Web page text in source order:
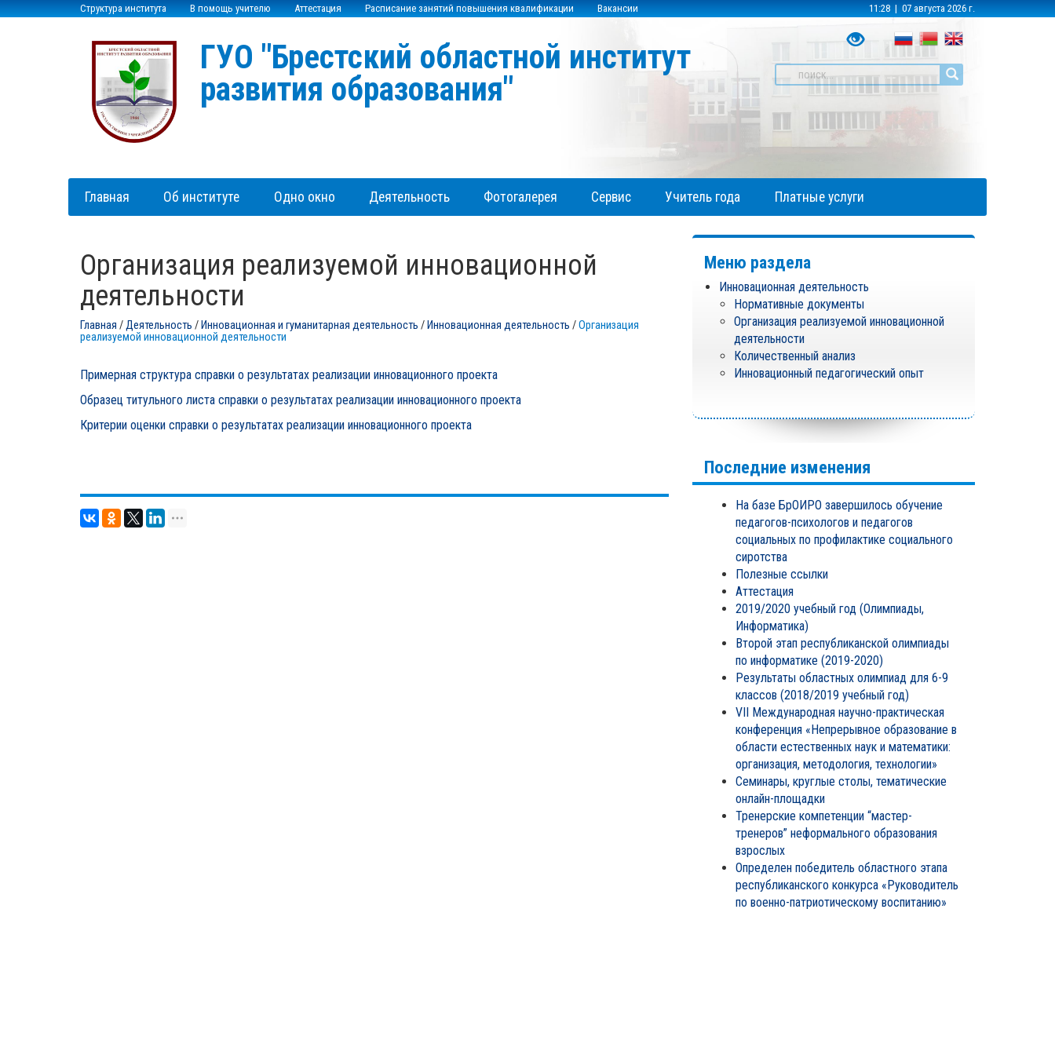
Структура института В помощь учителю Аттестация Расписание занятий повышения квалификации Вакансии 11:28 | 07 августа 2026 г.
ГУО "Брестский областной институт
развития образования"
Главная Об институте Одно окно Деятельность Фотогалерея Сервис Учитель года Платные услуги
Организация реализуемой инновационной
деятельности
Главная /Деятельность / Инновационная и гуманитарная деятельность / Инновационная деятельность /Организация
реализуемой инновационной деятельности
Примерная структура справки о результатах реализации инновационного проекта
Образец титульного листа справки о результатах реализации инновационного проекта
Критерии оценки справки о результатах реализации инновационного проекта
Меню раздела
Инновационная деятельность
Нормативные документы
Организация реализуемой инновационной
деятельности
Количественный анализ
Инновационный педагогический опыт
Последние изменения
На базе БрОИРО завершилось обучение
педагогов-психологов и педагогов
социальных по профилактике социального
сиротства
Полезные ссылки
Аттестация
2019/2020 учебный год (Олимпиады,
Информатика)
Второй этап республиканской олимпиады
по информатике (2019-2020)
Результаты областных олимпиад для 6-9
классов (2018/2019 учебный год)
VII Международная научно-практическая
конференция «Непрерывное образование в
области естественных наук и математики:
организация, методология, технологии»
Семинары, круглые столы, тематические
онлайн-площадки
Тренерские компетенции “мастер-
тренеров” неформального образования
взрослых
Определен победитель областного этапа
республиканского конкурса «Руководитель
по военно-патриотическому воспитанию»